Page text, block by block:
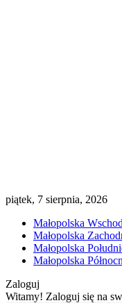
piątek, 7 sierpnia, 2026
Małopolska
Małopolska
Małopolska
Małopolska
Zaloguj
Witamy! Zaloguj się na